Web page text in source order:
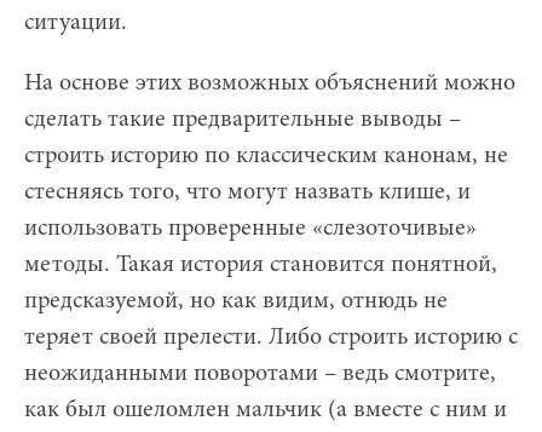
ситуации.
На основе этих возможных объяснений можно
сделать такие предварительные выводы –
строить историю по классическим канонам, не
стесняясь того, что могут назвать клише, и
использовать проверенные «слезоточивые»
методы. Такая история становится понятной,
предсказуемой, но как видим, отнюдь не
теряет своей прелести. Либо строить историю с
неожиданными поворотами – ведь смотрите,
как был ошеломлен мальчик (а вместе с ним и